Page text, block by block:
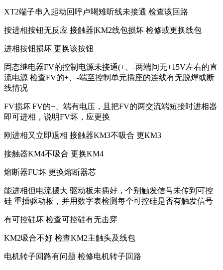
XT2端子串入起动回呼卢喝雉听线未接通 检查该回路
按进相按钮无反应 接触器|KM2线包损坏 检修或更换线包
进相按钮损坏 更换该按钮
固态继电器FV的控制电源未接通(+、-两端间无+15V左右的直
流电源 检查FV的+、-端至控制单元插座的连线有无脱焊或断
线情况
FV损坏 FV的+、端有电压，且把FV的两交流端短接时进相器
即可进相，说明FV坏，应更换
刚进相又立即退相 接触器KM3不吸合 更KM3
接触器KM4不吸合 更换KM4
熔断器FU坏 更换熔断器芯
能进相但电流摆大 驱动板未插好，个别触发信号未传到可控
硅 重插驱动板，并用数字表检测每个可控硅是否有触发信号
有可控硅坏 检查可控硅有无击穿
KM2吸合不好 检查KM2主触头及线包
电机转子回路有问题 检修电机转子回路